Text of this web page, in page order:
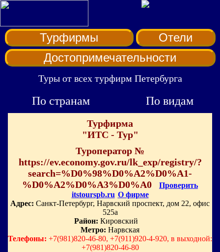
Турфирмы
Отели
Достопримечательности
Туры от всех турфирм Петербурга
По странам По видам
Турфирма
"ИТС - Тур"
Туроператор №
https://ev.economy.gov.ru/lk_exp/registry/?
search=%D0%98%D0%A2%D0%A1-
%D0%A2%D0%A3%D0%A0
Проверить
itstourspb.ru О фирме
Адрес: Санкт-Петербург, Нарвский проспект, дом 22, офис
525а
Район: Кировский
Метро: Нарвская
Телефоны: +7(981)820-46-80, +7(911)920-4-920, в выходной:
+7(981)820-46-80